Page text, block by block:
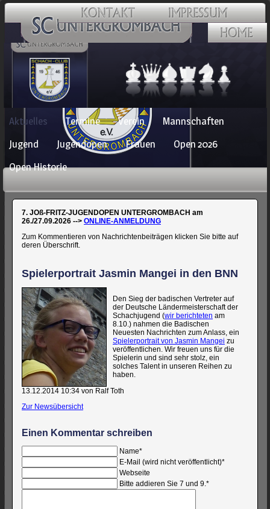
Navigation
überspringen
Aktuelles Termine Verein
Mannschaften
Jugend
Jugendopen Frauen
Open 2026
Open Historie
7. JOß-FRITZ-JUGENDOPEN UNTERGROMBACH am
26./27.09.2026 --> ONLINE-ANMELDUNG
Zum Kommentieren von Nachrichtenbeiträgen klicken Sie bitte auf
deren Überschrift.
Spielerportrait Jasmin Mangei in den BNN
Den Sieg der badischen Vertreter auf
der Deutsche Ländermeisterschaft der
Schachjugend (wir berichteten am
8.10.) nahmen die Badischen
Neuesten Nachrichten zum Anlass, ein
Spielerportrait von Jasmin Mangei zu
veröffentlichen. Wir freuen uns für die
Spielerin und sind sehr stolz, ein
solches Talent in unseren Reihen zu
haben.
13.12.2014 10:34 von Ralf Toth
Zur Newsübersicht
Einen Kommentar schreiben
Pflichtfeld
Name*
Pflichtfeld
E-Mail (wird nicht veröffentlicht)*
Webseite
Bitte addieren Sie 7 und 9.*